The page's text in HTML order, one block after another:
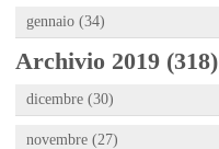
gennaio (34)
Archivio 2019 (318)
dicembre (30)
novembre (27)